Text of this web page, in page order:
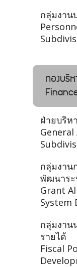
กลุ่มงาน
กองบริ
ฝ่ายบริห
กลุ่มงาน
พัฒนาร
Grant
System
กลุ่มงาน
รายได้
Fiscal